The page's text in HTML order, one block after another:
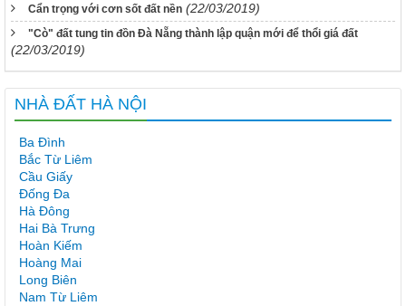
Cẩn trọng với cơn sốt đất nền (22/03/2019)
"Cò" đất tung tin đồn Đà Nẵng thành lập quận mới để thổi giá đất
(22/03/2019)
NHÀ ĐẤT HÀ NỘI
Ba Đình
Bắc Từ Liêm
Cầu Giấy
Đống Đa
Hà Đông
Hai Bà Trưng
Hoàn Kiếm
Hoàng Mai
Long Biên
Nam Từ Liêm